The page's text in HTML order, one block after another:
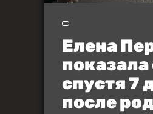
Елена
спустя 7
после